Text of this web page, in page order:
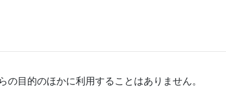
目的のほかに利用することはありません。